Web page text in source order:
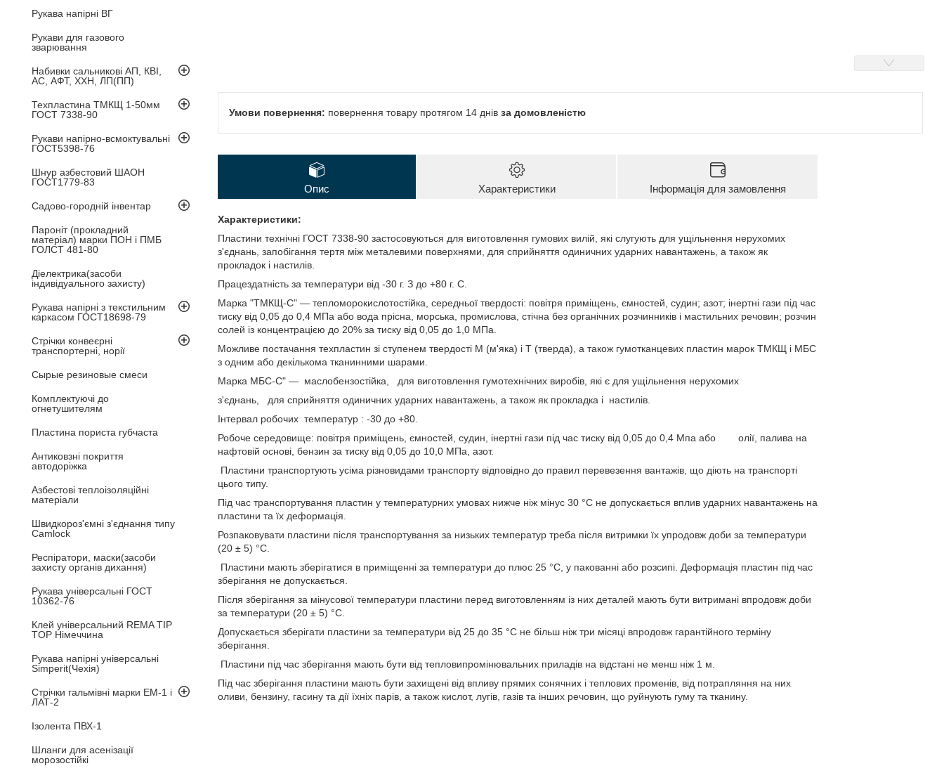
Рукава напірні ВГ
Рукави для газового
зварювання
Набивки сальникові АП, КВІ,
АС, АФТ, ХХН, ЛП(ПП)
Техпластина ТМКЩ 1-50мм
ГОСТ 7338-90
Рукави напірно-всмоктувальні
ГОСТ5398-76
Шнур азбестовий ШАОН
ГОСТ1779-83
Садово-городній інвентар
Пароніт (прокладний
матеріал) марки ПОН і ПМБ
ГОЛСТ 481-80
Діелектрика(засоби
індивідуального захисту)
Рукава напірні з текстильним
каркасом ГОСТ18698-79
Стрічки конвеєрні
транспортерні, норії
Сырые резиновые смеси
Комплектуючі до
огнетушителям
Пластина пориста губчаста
Антиковзні покриття
автодоріжка
Азбестові теплоізоляційні
матеріали
Швидкороз'ємні з'єднання типу
Camlock
Респіратори, маски(засоби
захисту органів дихання)
Рукава універсальні ГОСТ
10362-76
Клей універсальний REMA TIP
TOP Німеччина
Рукава напірні універсальні
Simperit(Чехія)
Стрічки гальмівні марки ЕМ-1 і
ЛАТ-2
Ізолента ПВХ-1
Шланги для асенізації
морозостійкі
повернення товару протягом 14 днів за домовленістю
Опис Характеристики Інформація для замовлення
Характеристики:
Пластини технічні ГОСТ 7338-90 застосовуються для виготовлення гумових вилій, які слугують для ущільнення нерухомих
з'єднань, запобігання тертя між металевими поверхнями, для сприйняття одиничних ударних навантажень, а також як
прокладок і настилів.
Працездатність за температури від -30 г. З до +80 г. С.
Марка "ТМКЩ-С" — тепломорокислотостійка, середньої твердості: повітря приміщень, ємностей, судин; азот; інертні гази під час
тиску від 0,05 до 0,4 МПа або вода прісна, морська, промислова, стічна без органічних розчинників і мастильних речовин; розчин
солей із концентрацією до 20% за тиску від 0,05 до 1,0 МПа.
Можливе постачання техпластин зі ступенем твердості М (м'яка) і Т (тверда), а також гумотканцевих пластин марок ТМКЩ і МБС
з одним або декількома тканинними шарами.
Марка МБС-С" — маслобензостійка, для виготовлення гумотехнічних виробів, які є для ущільнення нерухомих
з'єднань, для сприйняття одиничних ударних навантажень, а також як прокладка і настилів.
Інтервал робочих температур : -30 до +80.
Робоче середовище: повітря приміщень, ємностей, судин, інертні гази під час тиску від 0,05 до 0,4 Мпа або олії, палива на
нафтовій основі, бензин за тиску від 0,05 до 10,0 МПа, азот.
Пластини транспортують усіма різновидами транспорту відповідно до правил перевезення вантажів, що діють на транспорті
цього типу.
Під час транспортування пластин у температурних умовах нижче ніж мінус 30 °C не допускається вплив ударних навантажень на
пластини та їх деформація.
Розпаковувати пластини після транспортування за низьких температур треба після витримки їх упродовж доби за температури
(20 ± 5) °C.
Пластини мають зберігатися в приміщенні за температури до плюс 25 °C, у пакованні або розсипі. Деформація пластин під час
зберігання не допускається.
Після зберігання за мінусової температури пластини перед виготовленням із них деталей мають бути витримані впродовж доби
за температури (20 ± 5) °C.
Допускається зберігати пластини за температури від 25 до 35 °C не більш ніж три місяці впродовж гарантійного терміну
зберігання.
Пластини під час зберігання мають бути від тепловипромінювальних приладів на відстані не менш ніж 1 м.
Під час зберігання пластини мають бути захищені від впливу прямих сонячних і теплових променів, від потрапляння на них
оливи, бензину, гасину та дії їхніх парів, а також кислот, лугів, газів та інших речовин, що руйнують гуму та тканину.